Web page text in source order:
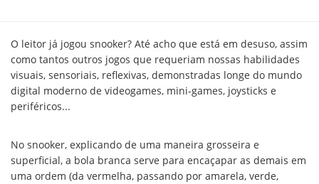
O leitor já jogou snooker? Até acho que está em desuso, assim
como tantos outros jogos que requeriam nossas habilidades
visuais, sensoriais, reflexivas, demonstradas longe do mundo
digital moderno de videogames, mini-games, joysticks e
periféricos...
No snooker, explicando de uma maneira grosseira e
superficial, a bola branca serve para encaçapar as demais em
uma ordem (da vermelha, passando por amarela, verde,